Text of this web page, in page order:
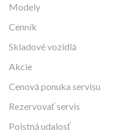
Modely
Cenník
Skladové vozidlá
Akcie
Cenová ponuka servisu
Rezervovať servis
Poistná udalosť